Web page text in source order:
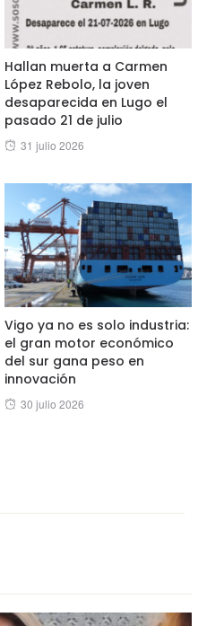
Hallan muerta a Carmen
López Rebolo, la joven
desaparecida en Lugo el
pasado 21 de julio
Posted
31 julio 2026
Vigo ya no es solo industria:
el gran motor económico
del sur gana peso en
innovación
Posted
30 julio 2026